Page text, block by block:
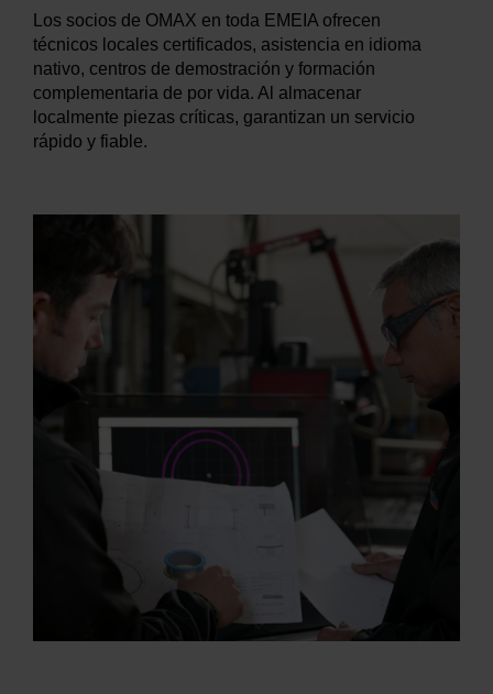
Los socios de OMAX en toda EMEIA ofrecen
técnicos locales certificados, asistencia en idioma
nativo, centros de demostración y formación
complementaria de por vida. Al almacenar
localmente piezas críticas, garantizan un servicio
rápido y fiable.